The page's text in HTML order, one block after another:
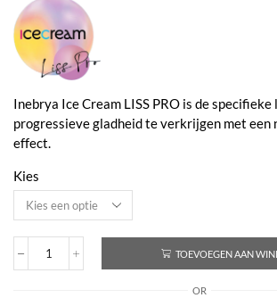
Inebrya Ice Cream LISS PRO is de specifieke
progressieve gladheid te verkrijgen met een
effect.
Kies
Ice
TOEVOEGEN AAN
OR